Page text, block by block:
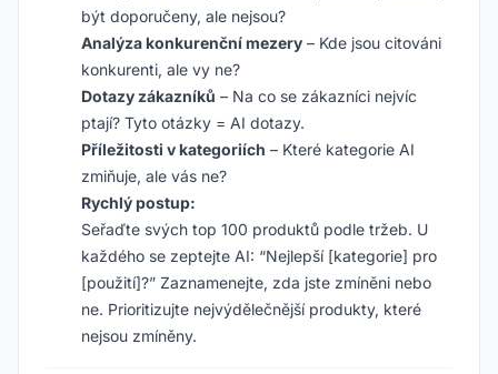
být doporučeny, ale nejsou?
Analýza konkurenční mezery – Kde jsou citováni
konkurenti, ale vy ne?
Dotazy zákazníků – Na co se zákazníci nejvíc
ptají? Tyto otázky = AI dotazy.
Příležitosti v kategoriích – Které kategorie AI
zmiňuje, ale vás ne?
Rychlý postup:
Seřaďte svých top 100 produktů podle tržeb. U
každého se zeptejte AI: “Nejlepší [kategorie] pro
[použití]?” Zaznamenejte, zda jste zmíněni nebo
ne. Prioritizujte nejvýdělečnější produkty, které
nejsou zmíněny.